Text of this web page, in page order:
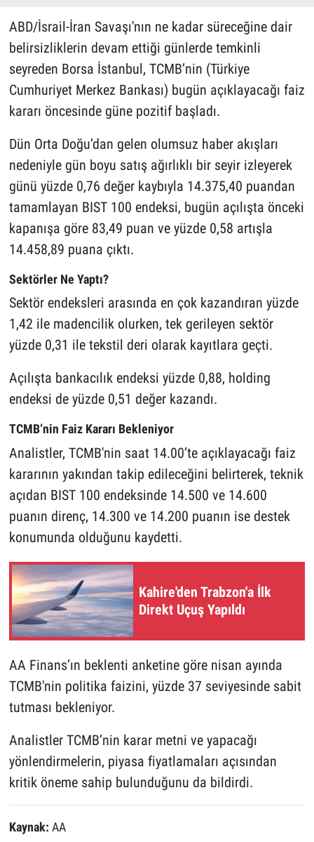
ABD/İsrail-İran Savaşı'nın ne kadar süreceğine dair
belirsizliklerin devam ettiği günlerde temkinli
seyreden Borsa İstanbul, TCMB’nin (Türkiye
Cumhuriyet Merkez Bankası) bugün açıklayacağı faiz
kararı öncesinde güne pozitif başladı.
Dün Orta Doğu’dan gelen olumsuz haber akışları
nedeniyle gün boyu satış ağırlıklı bir seyir izleyerek
günü yüzde 0,76 değer kaybıyla 14.375,40 puandan
tamamlayan BIST 100 endeksi, bugün açılışta önceki
kapanışa göre 83,49 puan ve yüzde 0,58 artışla
14.458,89 puana çıktı.
Sektörler Ne Yaptı?
Sektör endeksleri arasında en çok kazandıran yüzde
1,42 ile madencilik olurken, tek gerileyen sektör
yüzde 0,31 ile tekstil deri olarak kayıtlara geçti.
Açılışta bankacılık endeksi yüzde 0,88, holding
endeksi de yüzde 0,51 değer kazandı.
TCMB’nin Faiz Kararı Bekleniyor
Analistler, TCMB'nin saat 14.00’te açıklayacağı faiz
kararının yakından takip edileceğini belirterek, teknik
açıdan BIST 100 endeksinde 14.500 ve 14.600
puanın direnç, 14.300 ve 14.200 puanın ise destek
konumunda olduğunu kaydetti.
Kahire'den Trabzon'a İlk
Direkt Uçuş Yapıldı
AA Finans’ın beklenti anketine göre nisan ayında
TCMB'nin politika faizini, yüzde 37 seviyesinde sabit
tutması bekleniyor.
Analistler TCMB’nin karar metni ve yapacağı
yönlendirmelerin, piyasa fiyatlamaları açısından
kritik öneme sahip bulunduğunu da bildirdi.
Kaynak: AA